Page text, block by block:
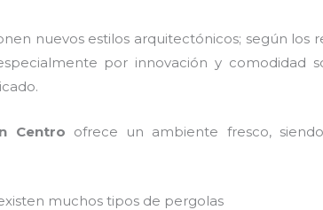
nuevos estilos arquitectónicos; según los
por innovación y comodidad
Centro ofrece un ambiente fresco,
muchos tipos de pergolas